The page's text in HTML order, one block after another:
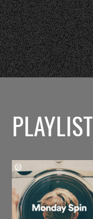
PLAYLIST